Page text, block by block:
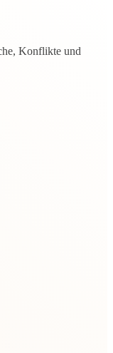
Konflikte und